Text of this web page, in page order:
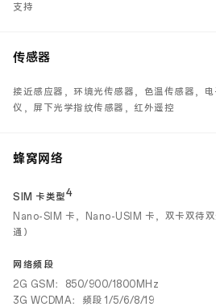
支持
传感器
接近感应器，环境光传感器，色温传感器，
仪，屏下光学指纹传感器，红外遥控
蜂窝网络
SIM 卡类型4
Nano-SIM 卡，Nano-USIM 卡，双卡双待
通）
网络频段
2G GSM：850/900/1800MHz
3G WCDMA：频段 1/5/6/8/19